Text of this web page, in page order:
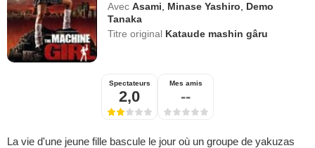
Avec Asami, Minase Yashiro, Demo
Tanaka
Titre original Kataude mashin gâru
Spectateurs
2,0
Mes amis
--
La vie d'une jeune fille bascule le jour où un groupe de yakuzas